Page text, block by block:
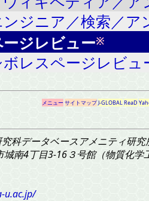
ンジニア／検索／
ジレビュー※
ボレスページレビ
メニューサイトマップJ-GLOBALReaD
科データベースアメニティ研究
南4丁目3-16３号館（物質化学
u.ac.jp/